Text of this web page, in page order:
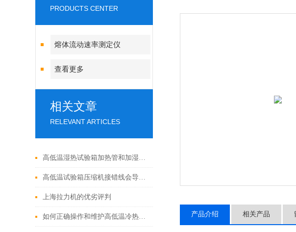
PRODUCTS CENTER
熔体流动速率测定仪
查看更多
相关文章
RELEVANT ARTICLES
高低温湿热试验箱加热管和加湿管干烧的情况怎么办？
高低温试验箱压缩机接错线会导致什么后果
上海拉力机的优劣评判
如何正确操作和维护高低温冷热冲击试验箱 产品介绍 相关产品